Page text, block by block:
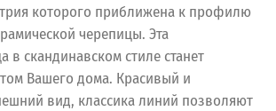
которого приближена к профилю
черепицы. Эта
в скандинавском стиле станет
Вашего дома. Красивый и
вид, классика линий позволяют